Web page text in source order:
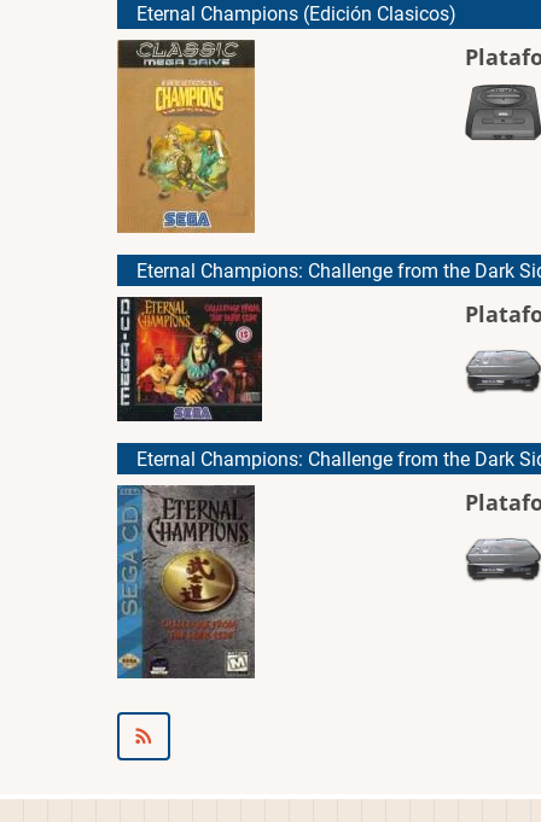
Eternal Champions (Edición Clasicos)
Eternal Champions: Challenge from the Dark
Eternal Champions: Challenge from the Dark